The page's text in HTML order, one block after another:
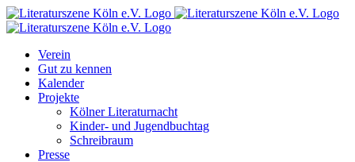
Zum
Inhalt
Facebook
Instagram
E-
Mail
Verein
Gut zu kennen
Kalender
Projekte
Kölner Literaturnacht
Kinder- und Jugendbuchtag
Schreibraum
Presse